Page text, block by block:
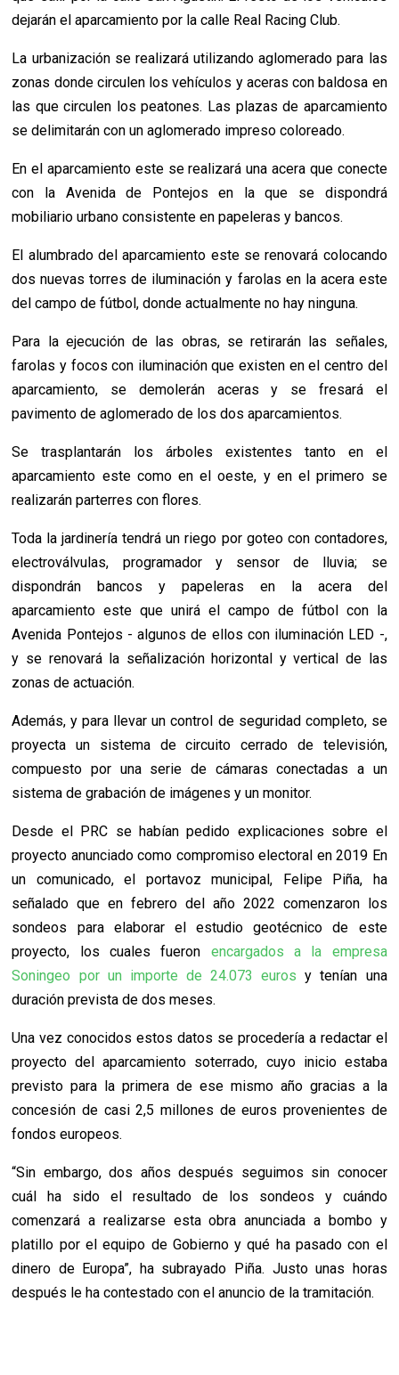
dejarán el aparcamiento por la calle Real Racing Club.
La urbanización se realizará utilizando aglomerado para las
zonas donde circulen los vehículos y aceras con baldosa en
las que circulen los peatones. Las plazas de aparcamiento
se delimitarán con un aglomerado impreso coloreado.
En el aparcamiento este se realizará una acera que conecte
con la Avenida de Pontejos en la que se dispondrá
mobiliario urbano consistente en papeleras y bancos.
El alumbrado del aparcamiento este se renovará colocando
dos nuevas torres de iluminación y farolas en la acera este
del campo de fútbol, donde actualmente no hay ninguna.
Para la ejecución de las obras, se retirarán las señales,
farolas y focos con iluminación que existen en el centro del
aparcamiento, se demolerán aceras y se fresará el
pavimento de aglomerado de los dos aparcamientos.
Se trasplantarán los árboles existentes tanto en el
aparcamiento este como en el oeste, y en el primero se
realizarán parterres con flores.
Toda la jardinería tendrá un riego por goteo con contadores,
electroválvulas, programador y sensor de lluvia; se
dispondrán bancos y papeleras en la acera del
aparcamiento este que unirá el campo de fútbol con la
Avenida Pontejos - algunos de ellos con iluminación LED -,
y se renovará la señalización horizontal y vertical de las
zonas de actuación.
Además, y para llevar un control de seguridad completo, se
proyecta un sistema de circuito cerrado de televisión,
compuesto por una serie de cámaras conectadas a un
sistema de grabación de imágenes y un monitor.
Desde el PRC se habían pedido explicaciones sobre el
proyecto anunciado como compromiso electoral en 2019 En
un comunicado, el portavoz municipal, Felipe Piña, ha
señalado que en febrero del año 2022 comenzaron los
sondeos para elaborar el estudio geotécnico de este
proyecto, los cuales fueron encargados a la empresa
Soningeo por un importe de 24.073 eurosy tenían una
duración prevista de dos meses.
Una vez conocidos estos datos se procedería a redactar el
proyecto del aparcamiento soterrado, cuyo inicio estaba
previsto para la primera de ese mismo año gracias a la
concesión de casi 2,5 millones de euros provenientes de
fondos europeos.
“Sin embargo, dos años después seguimos sin conocer
cuál ha sido el resultado de los sondeos y cuándo
comenzará a realizarse esta obra anunciada a bombo y
platillo por el equipo de Gobierno y qué ha pasado con el
dinero de Europa”, ha subrayado Piña. Justo unas horas
después le ha contestado con el anuncio de la tramitación.